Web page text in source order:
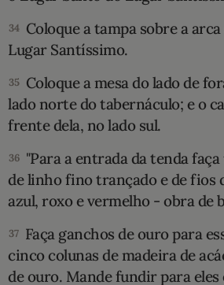
34 Coloque a tampa sobre a
Lugar Santíssimo.
35 Coloque a mesa do lado de
lado norte do tabernáculo; e o
frente dela, no lado sul.
36 "Para a entrada da tenda
de linho fino trançado e de fios
azul, roxo e vermelho - obra de
37 Faça ganchos de ouro para
cinco colu­nas de madeira de
de ouro. Mande fundir para eles